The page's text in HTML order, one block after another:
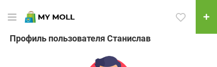
Профиль пользователя Станислав